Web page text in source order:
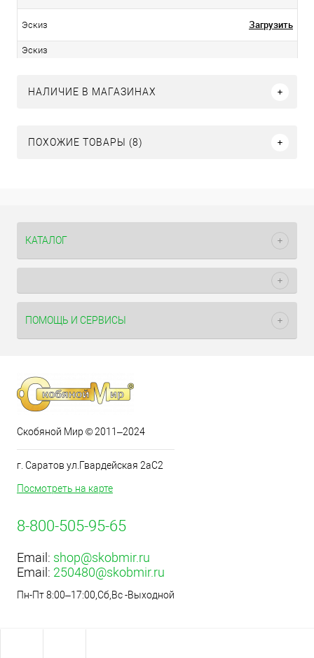
Эскиз Загрузить
Эскиз
НАЛИЧИЕ В МАГАЗИНАХ
ПОХОЖИЕ ТОВАРЫ (8)
КАТАЛОГ
ПОМОЩЬ И СЕРВИСЫ
Скобяной Мир © 2011–2024
г. Саратов ул.Гвардейская 2аС2
Посмотреть на карте
8-800-505-95-65
Email: shop@skobmir.ru
Email: 250480@skobmir.ru
Пн-Пт 8:00–17:00,Сб,Вс -Выходной